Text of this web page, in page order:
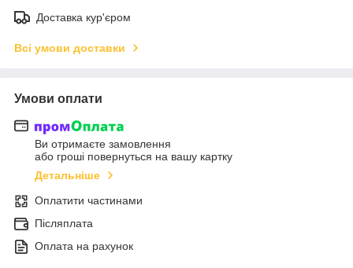
Доставка кур'єром
Всі умови доставки
Умови оплати
Ви отримаєте замовлення
або гроші повернуться на вашу картку
Детальніше
Оплатити частинами
Післяплата
Оплата на рахунок